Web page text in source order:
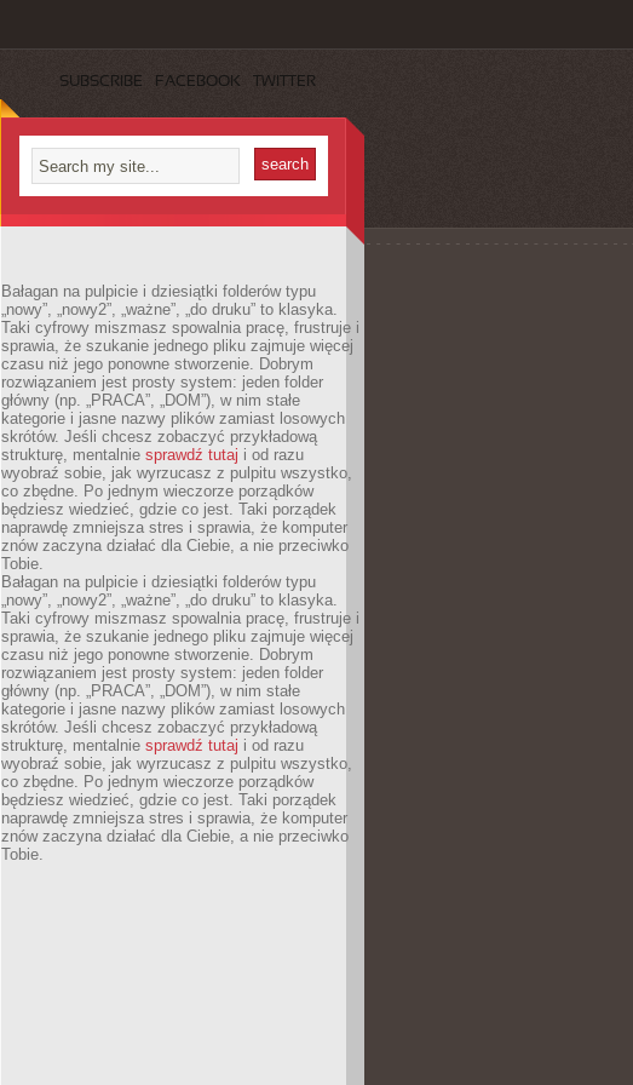
SUBSCRIBE FACEBOOK TWITTER
Bałagan na pulpicie i dziesiątki folderów typu
„nowy”, „nowy2”, „ważne”, „do druku” to klasyka.
Taki cyfrowy miszmasz spowalnia pracę, frustruje i
sprawia, że szukanie jednego pliku zajmuje więcej
czasu niż jego ponowne stworzenie. Dobrym
rozwiązaniem jest prosty system: jeden folder
główny (np. „PRACA”, „DOM”), w nim stałe
kategorie i jasne nazwy plików zamiast losowych
skrótów. Jeśli chcesz zobaczyć przykładową
strukturę, mentalnie sprawdź tutaj i od razu
wyobraź sobie, jak wyrzucasz z pulpitu wszystko,
co zbędne. Po jednym wieczorze porządków
będziesz wiedzieć, gdzie co jest. Taki porządek
naprawdę zmniejsza stres i sprawia, że komputer
znów zaczyna działać dla Ciebie, a nie przeciwko
Tobie.
Bałagan na pulpicie i dziesiątki folderów typu
„nowy”, „nowy2”, „ważne”, „do druku” to klasyka.
Taki cyfrowy miszmasz spowalnia pracę, frustruje i
sprawia, że szukanie jednego pliku zajmuje więcej
czasu niż jego ponowne stworzenie. Dobrym
rozwiązaniem jest prosty system: jeden folder
główny (np. „PRACA”, „DOM”), w nim stałe
kategorie i jasne nazwy plików zamiast losowych
skrótów. Jeśli chcesz zobaczyć przykładową
strukturę, mentalnie sprawdź tutaj i od razu
wyobraź sobie, jak wyrzucasz z pulpitu wszystko,
co zbędne. Po jednym wieczorze porządków
będziesz wiedzieć, gdzie co jest. Taki porządek
naprawdę zmniejsza stres i sprawia, że komputer
znów zaczyna działać dla Ciebie, a nie przeciwko
Tobie.